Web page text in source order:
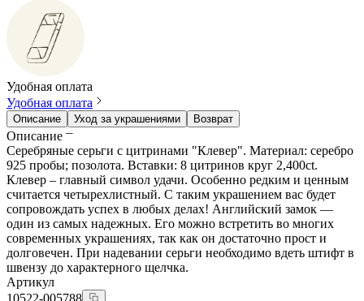
Удобная оплата
Удобная оплата
Описание Уход за украшениями Возврат
Описание
Серебряные серьги с цитринами "Клевер". Материал: серебро
925 пробы; позолота. Вставки: 8 цитринов круг 2,400ct.
Клевер – главный символ удачи. Особенно редким и ценным
считается четырехлистный. С таким украшением вас будет
сопровождать успех в любых делах! Английский замок —
один из самых надежных. Его можно встретить во многих
современных украшениях, так как он достаточно прост и
долговечен. При надевании серьги необходимо вдеть штифт в
швензу до характерного щелчка.
Артикул